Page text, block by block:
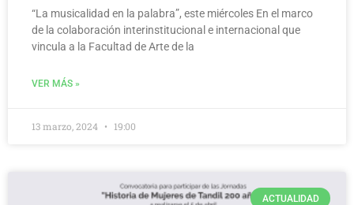
“La musicalidad en la palabra”, este miércoles En el marco
de la colaboración interinstitucional e internacional que
vincula a la Facultad de Arte de la
VER MÁS »
13 marzo, 2024 19:00
ACTUALIDAD